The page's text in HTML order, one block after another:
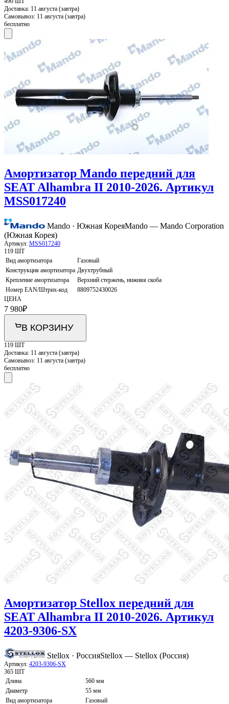
Доставка: 11 августа (завтра)
Самовывоз: 11 августа (завтра)
бесплатно
Амортизатор Mando передний для
SEAT Alhambra II 2010-2026. Артикул
MSS017240
Mando · Южная КореяMando — Mando Corporation
(Южная Корея)
Артикул: MSS017240
119 ШТ
Вид амортизатора
Газовый
Конструкция амортизатора Двухтрубный
Крепление амортизатора
Верхний стержень, нижняя скоба
Номер EAN/Штрих-код
8809752430026
ЦЕНА
7 980₽
В КОРЗИНУ
119 ШТ
Доставка: 11 августа (завтра)
Самовывоз: 11 августа (завтра)
бесплатно
Амортизатор Stellox передний для
SEAT Alhambra II 2010-2026. Артикул
4203-9306-SX
Stellox · РоссияStellox — Stellox (Россия)
Артикул: 4203-9306-SX
365 ШТ
Длина
560 мм
Диаметр
55 мм
Вид амортизатора
Газовый